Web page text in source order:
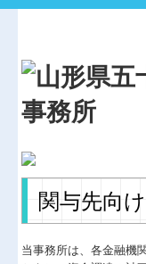
HOME
事務所紹介
経営理念
関連事業案内
お問合せ
関与先向
当事務所は、各金融機